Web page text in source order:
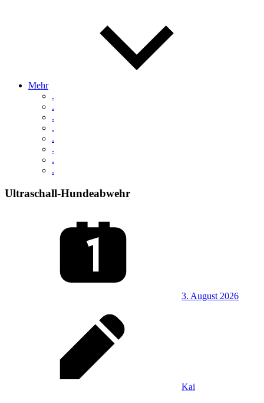
Mehr
.
.
.
.
.
.
.
.
Ultraschall-Hundeabwehr
3. August 2026
Kai